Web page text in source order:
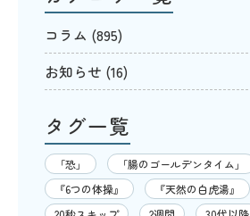
コラム (895)
お知らせ (16)
タグ一覧
「恐」 「腸のゴールデンタイム」
『6つの体操』
『天然の白虎湯』